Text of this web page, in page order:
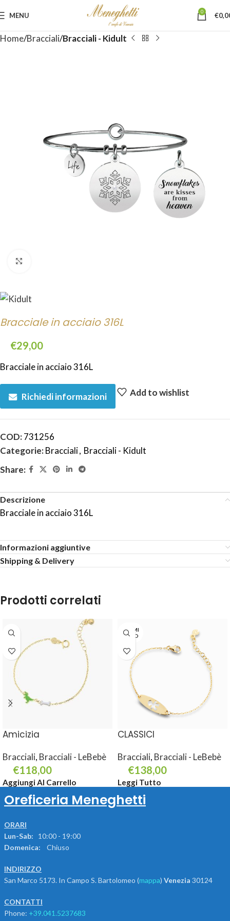
MENU 0 €
Home Bracciali Bracciali - Kidult
Bracciale in acciaio 316L
€29,00
Bracciale in acciaio 316L
Richiedi informazioni Add to wishlist
COD:731256
Categorie:Bracciali, Bracciali - Kidult
Share:
Descrizione
Bracciale in acciaio 316L
Informazioni aggiuntive
Shipping & Delivery
Prodotti correlati
Amicizia
Bracciali, Bracciali - LeBebè
€118,00
Aggiungi Al Carrello
TERMI
NATO
CLASSICI
Bracciali, Bracciali - LeBebè
€138,00
Leggi Tutto
Oreficeria Meneghetti
ORARI
Lun-Sab: 10:00 - 19:00
Domenica:
Chiuso
INDIRIZZO
San Marco 5173. In Campo S. Bartolomeo (mappa) Venezia 30124
CONTATTI
Phone: +39.041.5237683